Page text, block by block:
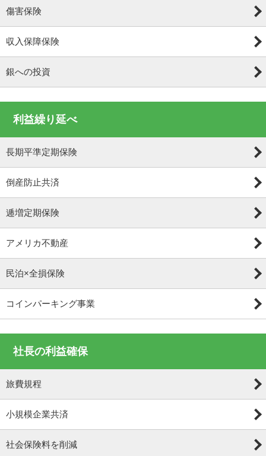
傷害保険
収入保障保険
銀への投資
利益繰り延べ
長期平準定期保険
倒産防止共済
逓増定期保険
アメリカ不動産
民泊×全損保険
コインパーキング事業
社長の利益確保
旅費規程
小規模企業共済
社会保険料を削減